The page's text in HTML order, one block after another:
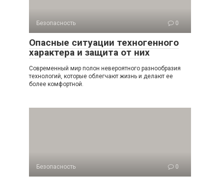
Безопасность 0
Опасные ситуации техногенного
характера и защита от них
Современный мир полон невероятного разнообразия
технологий, которые облегчают жизнь и делают ее
более комфортной.
Безопасность 0